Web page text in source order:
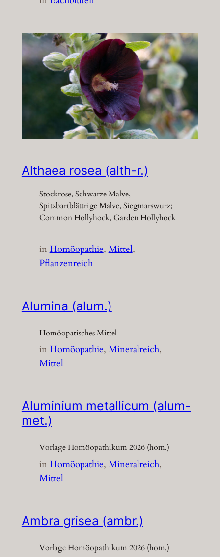
Althaea rosea (alth-r.)
Stockrose, Schwarze Malve,
Spitzbartblättrige Malve, Siegmarswurz;
Common Hollyhock, Garden Hollyhock
inHomöopathie, Mittel
Pflanzenreich
Alumina (alum.)
Homöopatisches Mittel
inHomöopathie, Mineralreich
Mittel
Aluminium metallicum (alum-
met.)
Vorlage Homöopathikum 2026 (hom.)
inHomöopathie, Mineralreich
Mittel
Ambra grisea (ambr.)
Vorlage Homöopathikum 2026 (hom.)